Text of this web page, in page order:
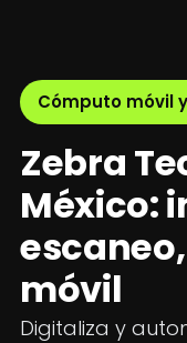
Cómputo móvil
Zebra
México:
móvil
Digitaliza y